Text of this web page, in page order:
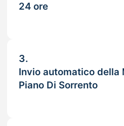
24 ore
3.
Invio automatico della
Piano Di Sorrento